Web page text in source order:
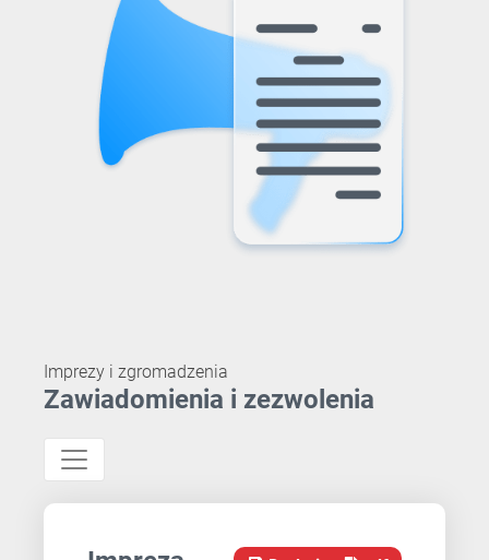
Imprezy i zgromadzenia
Zawiadomienia i zezwolenia